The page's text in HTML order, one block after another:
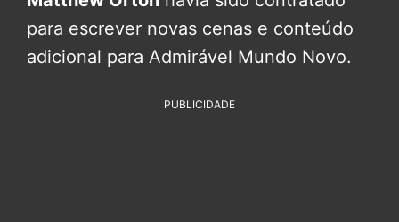
para escrever novas cenas e conteúdo
adicional para Admirável Mundo Novo.
PUBLICIDADE